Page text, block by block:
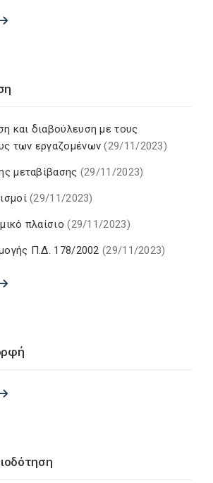
και διαβούλευση με τους
των εργαζομένων(29/11/2023)
μεταβίβασης (29/11/2023)
(29/11/2023)
πλαίσιο(29/11/2023)
Π.Δ. 178/2002(29/11/2023)